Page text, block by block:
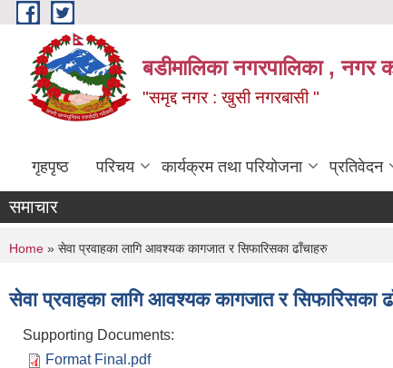
Skip to main content
बडीमालिका नगरपालिका , नगर
"समृद्द नगर : खुसी नगरबासी "
गृहपृष्ठ परिचय कार्यक्रम तथा परियोजना प्रतिवेदन
समाचार
You are here
Home » सेवा प्रवाहका लागि आवश्यक कागजात र सिफारिसका ढाँचाहरु
सेवा प्रवाहका लागि आवश्यक कागजात र सिफारिसका
Supporting Documents:
Format Final.pdf